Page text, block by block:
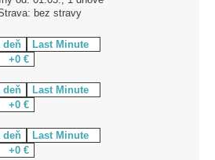
bez stravy
deň
Last Minute
+0 €
deň
Last Minute
+0 €
deň
Last Minute
+0 €